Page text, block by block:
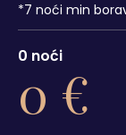
*7 noći min
0 noći
0 €